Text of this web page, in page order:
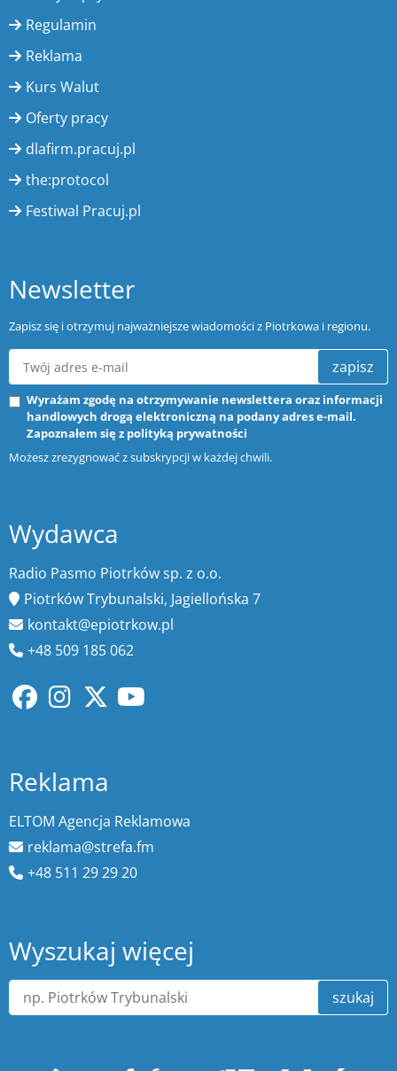
Regulamin
Reklama
Kurs Walut
Oferty pracy
dlafirm.pracuj.pl
the:protocol
Festiwal Pracuj.pl
Newsletter
Zapisz się i otrzymuj najważniejsze wiadomości z Piotrkowa i regionu.
zapisz
Wyrażam zgodę na otrzymywanie newslettera oraz informacji
handlowych drogą elektroniczną na podany adres e-mail.
Zapoznałem się z polityką prywatności
Możesz zrezygnować z subskrypcji w każdej chwili.
Wydawca
Radio Pasmo Piotrków sp. z o.o.
Piotrków Trybunalski, Jagiellońska 7
kontakt@epiotrkow.pl
+48 509 185 062
Reklama
ELTOM Agencja Reklamowa
reklama@strefa.fm
+48 511 29 29 20
Wyszukaj więcej
szukaj